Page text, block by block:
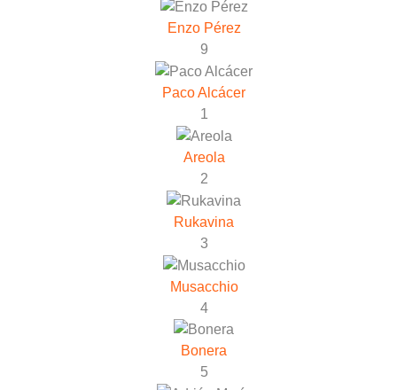
Enzo Pérez
9
Paco Alcácer
1
Areola
2
Rukavina
3
Musacchio
4
Bonera
5